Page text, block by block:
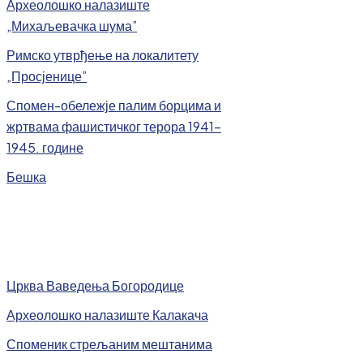
Археолошко налазиште
„Михаљевачка шума”
Римско утврђење на локалитету
„Просјенице”
Спомен-обележје палим борцима и
жртвама фашистичког терора 1941-
1945. године
Бешка
Црква Ваведења Богородице
Археолошко налазиште Калакача
Споменик стрељаним мештанима